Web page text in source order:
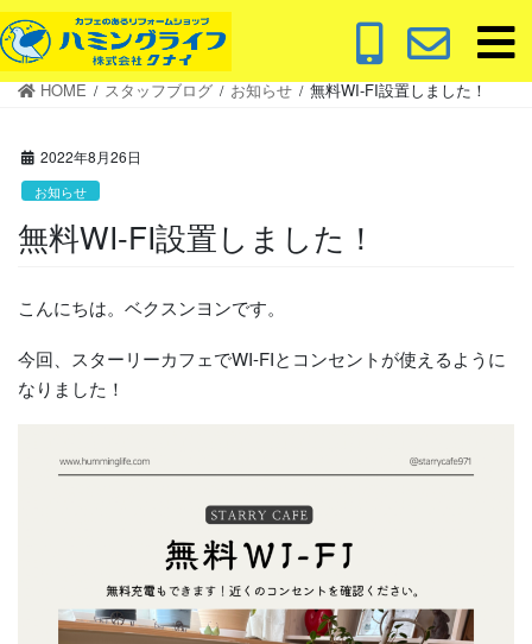
コ
ン
テ
ナ
ビ
ゲ
HOME スタッフブログ お知らせ 無料WI-FI設置しました！
2022年8月26日
お知らせ
無料WI-FI設置しました！
こんにちは。ベクスンヨンです。
今回、スターリーカフェでWI-FIとコンセントが使えるように
なりました！